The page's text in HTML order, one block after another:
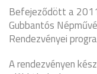
Befejeződött a
Gubbantós
Rendezvényei
A rendezvényen